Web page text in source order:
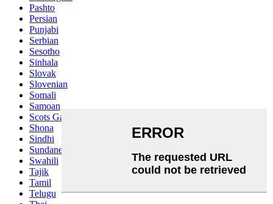
Pashto
Persian
Punjabi
Serbian
Sesotho
Sinhala
Slovak
Slovenian
Somali
Samoan
Scots Gaelic
Shona
Sindhi
Sundanese
Swahili
Tajik
Tamil
Telugu